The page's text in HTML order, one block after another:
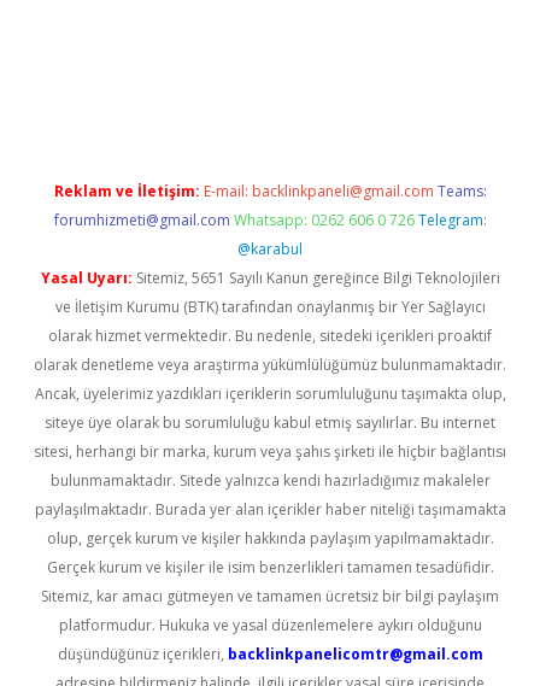
Reklam ve İletişim: E-mail: backlinkpaneli@gmail.com Teams:
forumhizmeti@gmail.com Whatsapp: 0262 606 0 726 Telegram:
@karabul
Yasal Uyarı: Sitemiz, 5651 Sayılı Kanun gereğince Bilgi Teknolojileri
ve İletişim Kurumu (BTK) tarafından onaylanmış bir Yer Sağlayıcı
olarak hizmet vermektedir. Bu nedenle, sitedeki içerikleri proaktif
olarak denetleme veya araştırma yükümlülüğümüz bulunmamaktadır.
Ancak, üyelerimiz yazdıkları içeriklerin sorumluluğunu taşımakta olup,
siteye üye olarak bu sorumluluğu kabul etmiş sayılırlar. Bu internet
sitesi, herhangi bir marka, kurum veya şahıs şirketi ile hiçbir bağlantısı
bulunmamaktadır. Sitede yalnızca kendi hazırladığımız makaleler
paylaşılmaktadır. Burada yer alan içerikler haber niteliği taşımamakta
olup, gerçek kurum ve kişiler hakkında paylaşım yapılmamaktadır.
Gerçek kurum ve kişiler ile isim benzerlikleri tamamen tesadüfidir.
Sitemiz, kar amacı gütmeyen ve tamamen ücretsiz bir bilgi paylaşım
platformudur. Hukuka ve yasal düzenlemelere aykırı olduğunu
düşündüğünüz içerikleri, backlinkpanelicomtr@gmail.com